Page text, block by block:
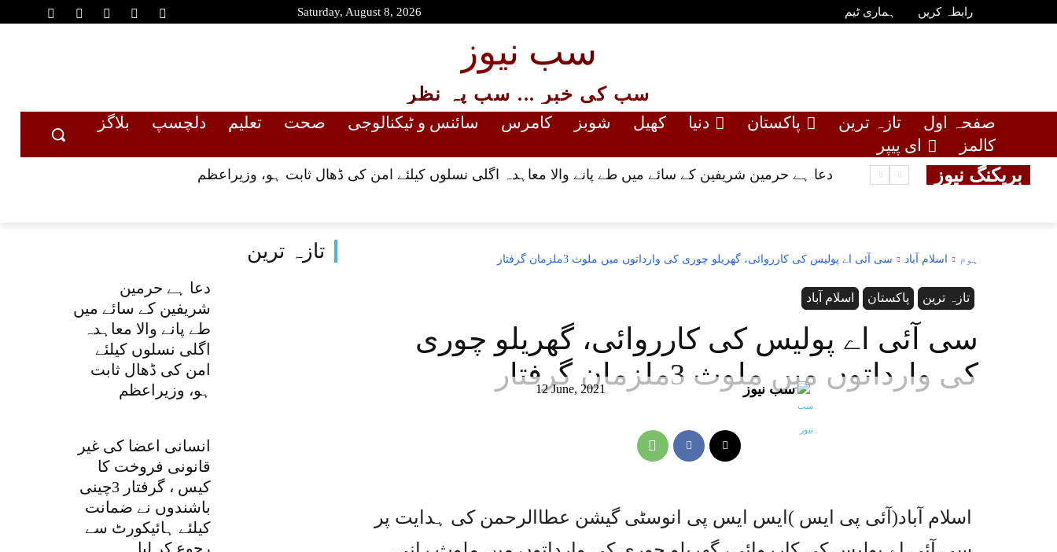
Saturday, August 8, 2026 رابطہ کریں ہماری ٹیم
سب نیوز
سب کی خبر ... سب پہ نظر
صفحہ اول تازہ ترین پاکستان دنیا کھیل شوبز کامرس سائنس و ٹیکنالوجی صحت تعلیم دلچسپ
بلاگز
کالمز
ای پیپر
بریکنگ نیوز دعا ہے حرمین شریفین کے سائے میں طے پانے والا معاہدہ اگلی نسلوں کیلئے امن کی ڈھال ثابت ہو، وزیراعظم
تازہ ترین
دعا ہے حرمین
شریفین کے سائے میں
طے پانے والا معاہدہ
اگلی نسلوں کیلئے
امن کی ڈھال ثابت
ہو، وزیراعظم
انسانی اعضا کی غیر
قانونی فروخت کا
کیس ، گرفتار 3چینی
باشندوں نے ضمانت
کیلئے ہائیکورٹ سے
رجوع کر لیا
ہوم اسلام آباد سی آئی اے پولیس کی کارروائی، گھریلو چوری کی وارداتوں میں ملوث 3ملزمان گرفتار
اسلام آباد پاکستان تازہ ترین
سی آئی اے پولیس کی کارروائی، گھریلو چوری
کی وارداتوں میں ملوث 3ملزمان گرفتار
12 June, 2021 سب نیوز
اسلام آباد(آئی پی ایس )ایس ایس پی انوسٹی گیشن عطاالرحمن کی ہدایت پر